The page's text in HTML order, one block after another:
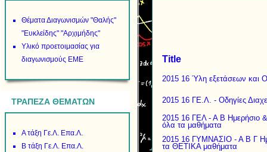
Θέματα Διαγωνισμών "Θαλής"
"Ευκλείδης" "Αρχιμήδης"
Υλικό προετοιμασίας για
διαγωνισμούς ΕΜΕ
ΤΡΑΠΕΖΑ ΘΕΜΑΤΩΝ
Α τάξη Γε.Λ. Επα.Λ.
Β τάξη Γε.Λ. Επα.Λ.
Title
2015 16 Ύλη εξετάσεων και
2015 16 ΓΕ.Λ. - Οδηγίες
2015 16 ΓΕΛ - Α Β Ημερήσιο
όλα τα μαθήματα
2015 16 ΓΥΜΝΑΣΙΟ - Α Β Γ
τα ΘΕΤΙΚΑ μαθήματα